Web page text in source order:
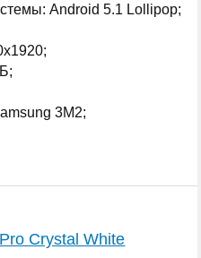
Android 5.1 Lollipop;
3M2;
Crystal White